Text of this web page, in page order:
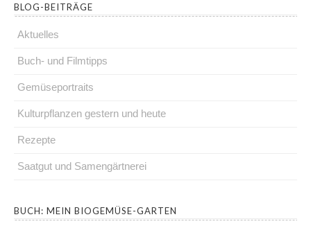
BLOG-BEITRÄGE
Aktuelles
Buch- und Filmtipps
Gemüseportraits
Kulturpflanzen gestern und heute
Rezepte
Saatgut und Samengärtnerei
BUCH: MEIN BIOGEMÜSE-GARTEN